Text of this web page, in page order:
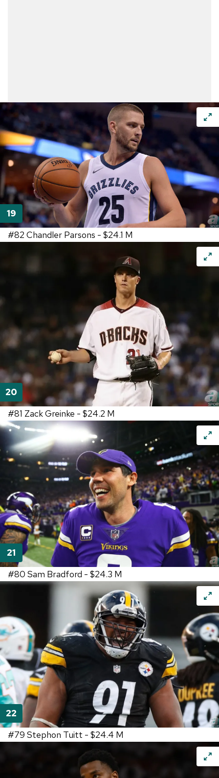
#82 Chandler Parsons - $24.1 M
#81 Zack Greinke - $24.2 M
#80 Sam Bradford - $24.3 M
#79 Stephon Tuitt - $24.4 M